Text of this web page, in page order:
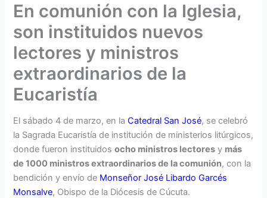
En comunión con la Iglesia,
son instituidos nuevos
lectores y ministros
extraordinarios de la
Eucaristía
El sábado 4 de marzo, en laCatedral San José, se celebró
la Sagrada Eucaristía de institución de ministerios litúrgicos,
donde fueron instituidosocho ministros lectores y más
de 1000 ministros extraordinarios de la comunión, con la
bendición y envío de Monseñor José Libardo Garcés
Monsalve, Obispo de la Diócesis de Cúcuta.